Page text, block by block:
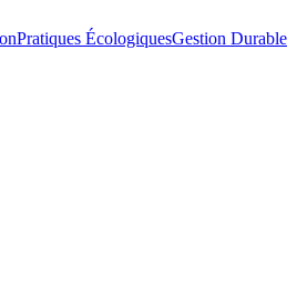
Pratiques ÉcologiquesGestion Durable